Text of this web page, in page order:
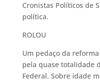
Cronistas Políticos de
política.
ROLOU
Um pedaço da
pela quase totalidade
Federal. Sobre idade